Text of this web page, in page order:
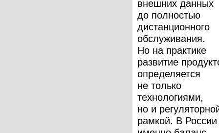
внешних данных
до полностью
дистанционного
обслуживания.
Но на практике
развитие
определяется
не только
технологиями,
но и
рамкой. В России